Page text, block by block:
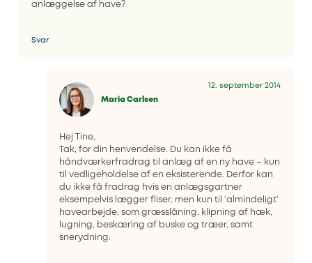
anlæggelse af have?
Svar
Maria Carlsen
12. september 2014
Hej Tine,
Tak, for din henvendelse. Du kan ikke få
håndværkerfradrag til anlæg af en ny have – kun
til vedligeholdelse af en eksisterende. Derfor kan
du ikke få fradrag hvis en anlægsgartner
eksempelvis lægger fliser, men kun til ‘almindeligt’
havearbejde, som græsslåning, klipning af hæk,
lugning, beskæring af buske og træer, samt
snerydning.